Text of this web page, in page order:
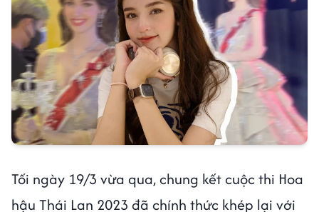
Tối ngày 19/3 vừa qua, chung kết cuộc thi Hoa
hậu Thái Lan 2023 đã chính thức khép lại với